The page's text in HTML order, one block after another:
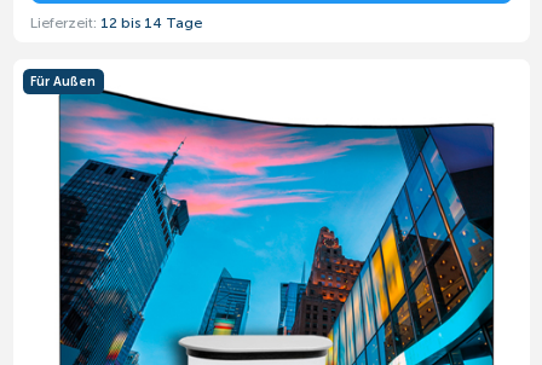
Lieferzeit: 12 bis 14 Tage
Für Außen